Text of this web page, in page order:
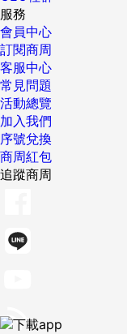
服務
會員中心
訂閱商周
客服中心
常見問題
活動總覽
加入我們
序號兌換
商周紅包
追蹤商周